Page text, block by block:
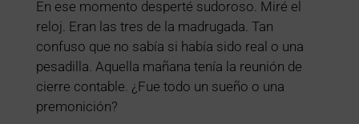
En ese momento desperté sudoroso. Miré el
reloj. Eran las tres de la madrugada. Tan
confuso que no sabía si había sido real o una
pesadilla. Aquella mañana tenía la reunión de
cierre contable. ¿Fue todo un sueño o una
premonición?